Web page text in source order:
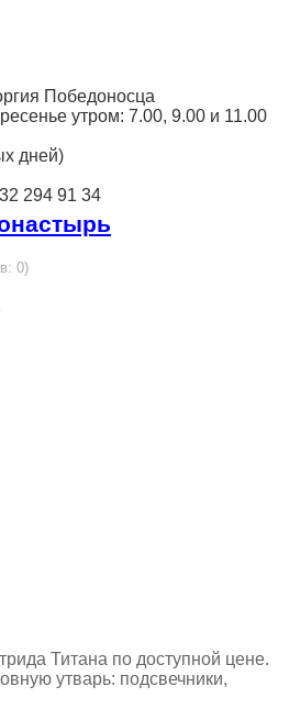
Победоносца
утром: 7.00, 9.00 и 11.00
дней)
294 91 34
0)
Титана по доступной цене.
утварь: подсвечники,